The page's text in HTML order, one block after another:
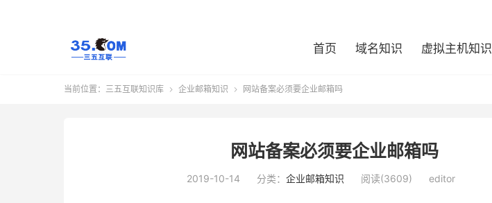
首页 域名知识 虚拟主机知识
当前位置： 三五互联知识库  企业邮箱知识  网站备案必须要企业邮箱吗
网站备案必须要企业邮箱吗
2019-10-14 分类： 企业邮箱知识 阅读(3609) editor